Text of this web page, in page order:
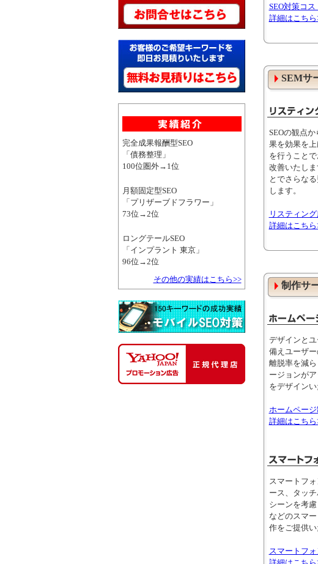
完全成果報酬型SEO
「債務整理」
100位圏外→1位
月額固定型SEO
「プリザーブドフラワー」
73位→2位
ロングテールSEO
「インプラント 東京」
96位→2位
その他の実績はこちら>>
SEO対策コ
詳細はこちら
SEMサ
SEOの観点
果を効果を
を行うこと
改善いたしま
とでさらな
します。
リスティン
詳細はこちら
制作サ
デザインと
備えユーザー
離脱率を減
ージョンが
をデザインい
ホームペー
詳細はこちら
スマートフ
ース、タッ
シーンを考
などのスマ
作をご提供い
スマートフ